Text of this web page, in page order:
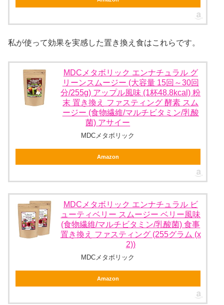
私が使って効果を実感した置き換え食はこれらです。
MDCメタボリック エンナチュラル グ
リーンスムージー (大容量 15回～30回
分/255g) アップル風味 (1杯48.8kcal) 粉
末 置き換え ファスティング 酵素 スム
ージー (食物繊維/マルチビタミン/乳酸
菌) アサイー
MDCメタボリック
Amazon
MDCメタボリック エンナチュラル ビ
ューティベリー スムージー ベリー風味
(食物繊維/マルチビタミン/乳酸菌) 食事
置き換え ファスティング (255グラム (x
2))
MDCメタボリック
Amazon